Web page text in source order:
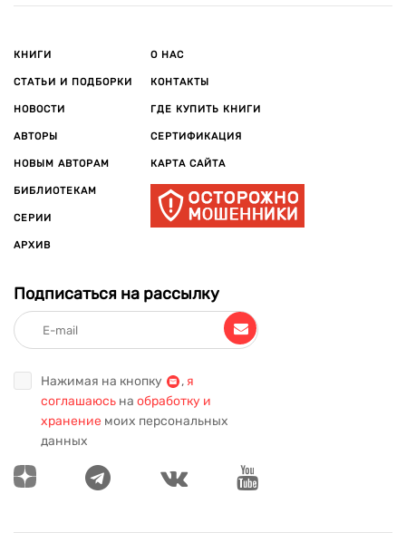
КНИГИ
СТАТЬИ И ПОДБОРКИ
НОВОСТИ
АВТОРЫ
НОВЫМ АВТОРАМ
БИБЛИОТЕКАМ
СЕРИИ
АРХИВ
О НАС
КОНТАКТЫ
ГДЕ КУПИТЬ КНИГИ
СЕРТИФИКАЦИЯ
КАРТА САЙТА
Подписаться на рассылку
Нажимая на кнопку , я
соглашаюсь на обработку и
хранение моих персональных
данных